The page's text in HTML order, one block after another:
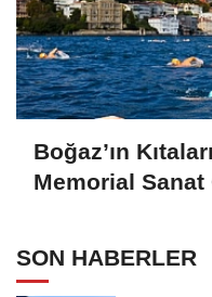
Boğaz’ın
Memorial
SON HABERLER